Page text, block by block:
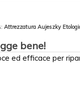
Attrezzatura Aujeszky
bene!
ed efficace per